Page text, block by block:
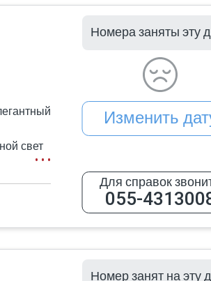
кофемашина Nespresso, посуда),
свет
или
Номера заняты эту
Для справок
055-
Изменить
Номер занят на эту